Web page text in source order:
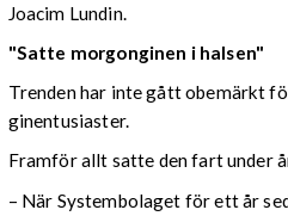
Joacim Lundin.
"Satte morgonginen i halsen"
Trenden har inte gått obemärkt
ginentusiaster.
Framför allt satte den fart under
– När Systembolaget för ett år